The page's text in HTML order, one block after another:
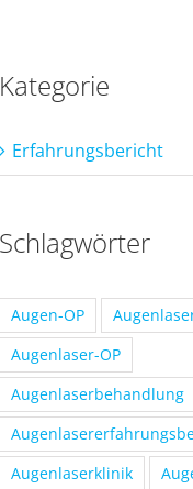
Kategorie
Erfahrungsbericht
Schlagwörter
Augen-OP
Augenlaser-OP
Augenlaserbehandlung
Augenlaserklinik